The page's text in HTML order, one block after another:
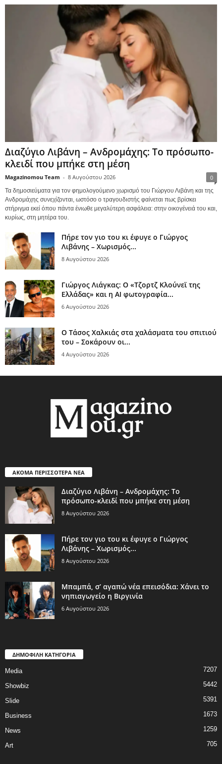
Διαζύγιο Λιβάνη – Ανδρομάχης: Το πρόσωπο-
κλειδί που μπήκε στη μέση
Magazinomou Team - 8 Αυγούστου 2026 0
Τα δημοσιεύματα για τον φημολογούμενο χωρισμό του Γιώργου Λιβάνη και της
Ανδρομάχης συνεχίζονται, ωστόσο ο τραγουδιστής φαίνεται πως βρίσκει
στήριγμα εκεί όπου πάντα ένιωθε μεγαλύτερη ασφάλεια: στην οικογένειά του και,
κυρίως, στη μητέρα του.
Πήρε τον γιο του κι έφυγε ο Γιώργος
Λιβάνης – Χωρισμός...
8 Αυγούστου 2026
Γιώργος Λιάγκας: Ο «Τζορτζ Κλούνεϊ της
Ελλάδας» και η AI φωτογραφία...
6 Αυγούστου 2026
Ο Τάσος Χαλκιάς στα χαλάσματα του σπιτιού
του – Σοκάρουν οι...
4 Αυγούστου 2026
ΑΚΟΜΑ ΠΕΡΙΣΣΟΤΕΡΑ ΝΕΑ
Διαζύγιο Λιβάνη – Ανδρομάχης: Το
πρόσωπο-κλειδί που μπήκε στη μέση
8 Αυγούστου 2026
Πήρε τον γιο του κι έφυγε ο Γιώργος
Λιβάνης – Χωρισμός...
8 Αυγούστου 2026
Μπαμπά, σ’ αγαπώ νέα επεισόδια: Χάνει το
νηπιαγωγείο η Βιργινία
6 Αυγούστου 2026
ΔΗΜΟΦΙΛΗ ΚΑΤΗΓΟΡΙΑ
Media 7207
Showbiz 5442
Slide 5391
Business 1673
News 1259
Art 705